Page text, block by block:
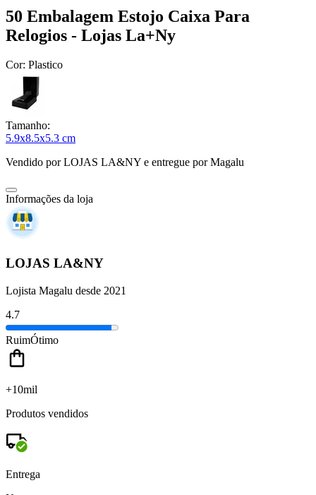
50 Embalagem Estojo Caixa Para
Relogios - Lojas La+Ny
Cor: Plastico
Tamanho:
5.9x8.5x5.3 cm
Vendido porLOJAS LA&NY e entregue por Magalu
Informações da loja
LOJAS LA&NY
Lojista Magalu desde 2021
4.7
RuimÓtimo
+10mil
Produtos vendidos
Entrega